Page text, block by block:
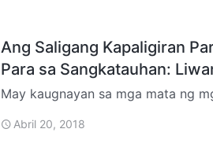
Ang Saligang Kapaligiran
Para sa Sangkatauhan:
May kaugnayan sa mga mata ng
at ang liwanag …
Abril 20, 2018